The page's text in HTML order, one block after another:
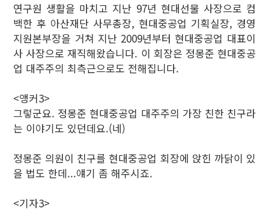
연구원 생활을 마치고 지난 97년 현대선물 사장으로 컴
백한 후 아산재단 사무총장, 현대중공업 기획실장, 경영
지원본부장을 거쳐 지난 2009년부터 현대중공업 대표이
사 사장으로 재직해왔습니다. 이 회장은 정몽준 현대중공
업 대주주의 최측근으로도 전해집니다.
<앵커3>
그렇군요. 정몽준 현대중공업 대주주의 가장 친한 친구라
는 이야기도 있던데요.(네)
정몽준 의원이 친구를 현대중공업 회장에 앉힌 까닭이 있
을 법도 한데...얘기 좀 해주시죠.
<기자3>